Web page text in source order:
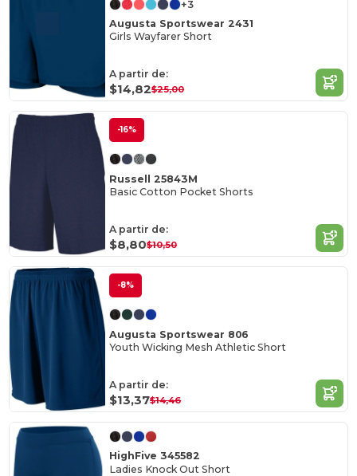
+3
Augusta Sportswear 2431
Girls Wayfarer Short
A partir de:
$14,82$25,00
-16%
Russell 25843M
Basic Cotton Pocket Shorts
A partir de:
$8,80$10,50
-8%
Augusta Sportswear 806
Youth Wicking Mesh Athletic Short
A partir de:
$13,37$14,46
HighFive 345582
Ladies Knock Out Short